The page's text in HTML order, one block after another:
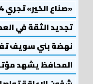
«صناع الخير» تجري 54 عملية جراحية «عيون»
تجديد الثقة في
نهضة بني سويف
المحافظ يشهد